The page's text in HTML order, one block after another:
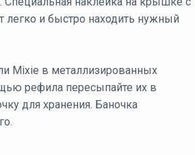
легко и быстро находить нужный
Mixie в металлизированных
рефила пересыпайте их в
для хранения. Баночка